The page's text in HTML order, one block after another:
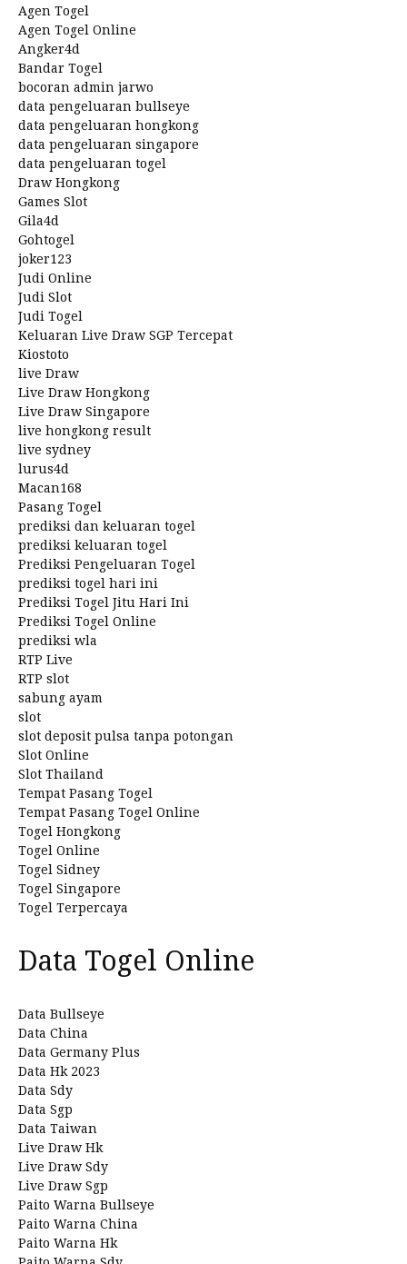
Agen Togel
Agen Togel Online
Angker4d
Bandar Togel
bocoran admin jarwo
data pengeluaran bullseye
data pengeluaran hongkong
data pengeluaran singapore
data pengeluaran togel
Draw Hongkong
Games Slot
Gila4d
Gohtogel
joker123
Judi Online
Judi Slot
Judi Togel
Keluaran Live Draw SGP Tercepat
Kiostoto
live Draw
Live Draw Hongkong
Live Draw Singapore
live hongkong result
live sydney
lurus4d
Macan168
Pasang Togel
prediksi dan keluaran togel
prediksi keluaran togel
Prediksi Pengeluaran Togel
prediksi togel hari ini
Prediksi Togel Jitu Hari Ini
Prediksi Togel Online
prediksi wla
RTP Live
RTP slot
sabung ayam
slot
slot deposit pulsa tanpa potongan
Slot Online
Slot Thailand
Tempat Pasang Togel
Tempat Pasang Togel Online
Togel Hongkong
Togel Online
Togel Sidney
Togel Singapore
Togel Terpercaya
Data Togel Online
Data Bullseye
Data China
Data Germany Plus
Data Hk 2023
Data Sdy
Data Sgp
Data Taiwan
Live Draw Hk
Live Draw Sdy
Live Draw Sgp
Paito Warna Bullseye
Paito Warna China
Paito Warna Hk